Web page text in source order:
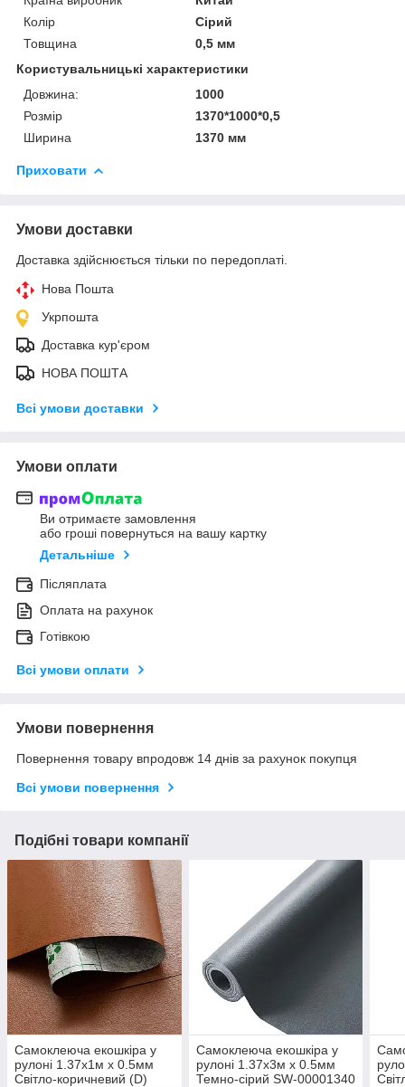
Колір
Сірий
Товщина
0,5 мм
Користувальницькі характеристики
Довжина:
1000
Розмір
1370*1000*0,5
Ширина
1370 мм
Приховати
Умови доставки
Доставка здійснюється тільки по передоплаті.
Нова Пошта
Укрпошта
Доставка кур'єром
НОВА ПОШТА
Всі умови доставки
Умови оплати
Ви отримаєте замовлення
або гроші повернуться на вашу картку
Детальніше
Післяплата
Оплата на рахунок
Готівкою
Всі умови оплати
Умови повернення
Повернення товару впродовж 14 днів за рахунок покупця
Всі умови повернення
Подібні товари компанії
Самоклеюча екошкіра у
рулоні 1.37х1м х 0.5мм
Світло-коричневий (D)
Самоклеюча екошкіра у
рулоні 1.37х3м х 0.5мм
Темно-сірий SW-00001340